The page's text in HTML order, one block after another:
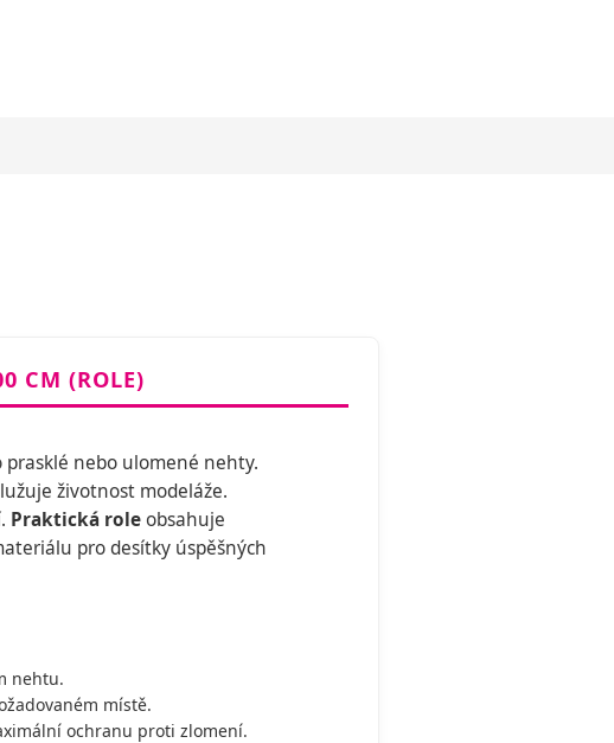
CM (ROLE)
nebo ulomené nehty.
životnost modeláže.
Praktická roleobsahuje
pro desítky úspěšných
nehtu.
místě.
ochranu proti zlomení.